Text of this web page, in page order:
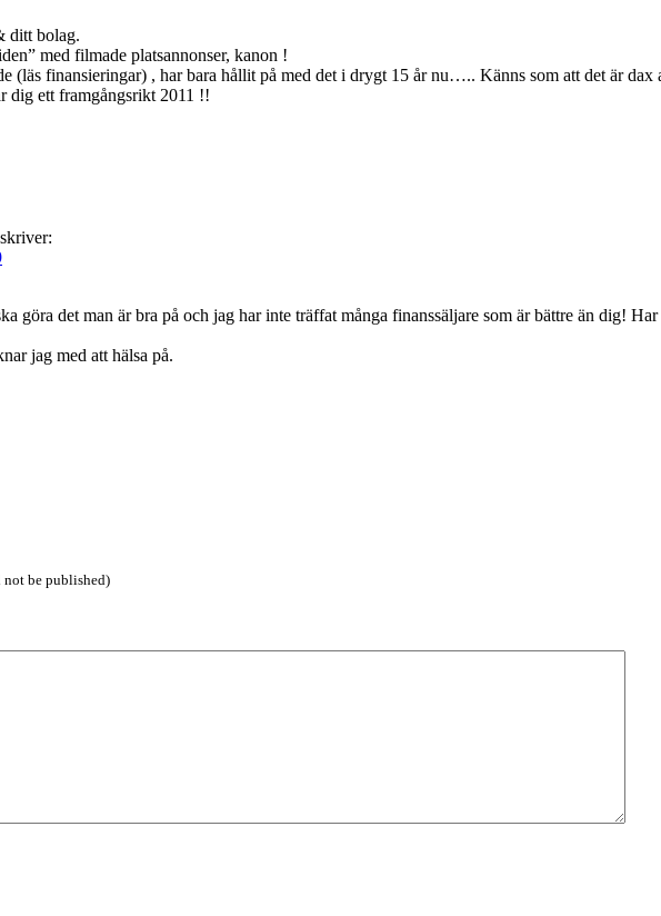
ditt bolag.
med filmade platsannonser, kanon !
(läs finansieringar) , har bara hållit på med det i drygt 15 år nu….. Känns som att det är
dig ett framgångsrikt 2011 !!
skriver:
göra det man är bra på och jag har inte träffat många finanssäljare som är bättre än dig!
jag med att hälsa på.
be published)